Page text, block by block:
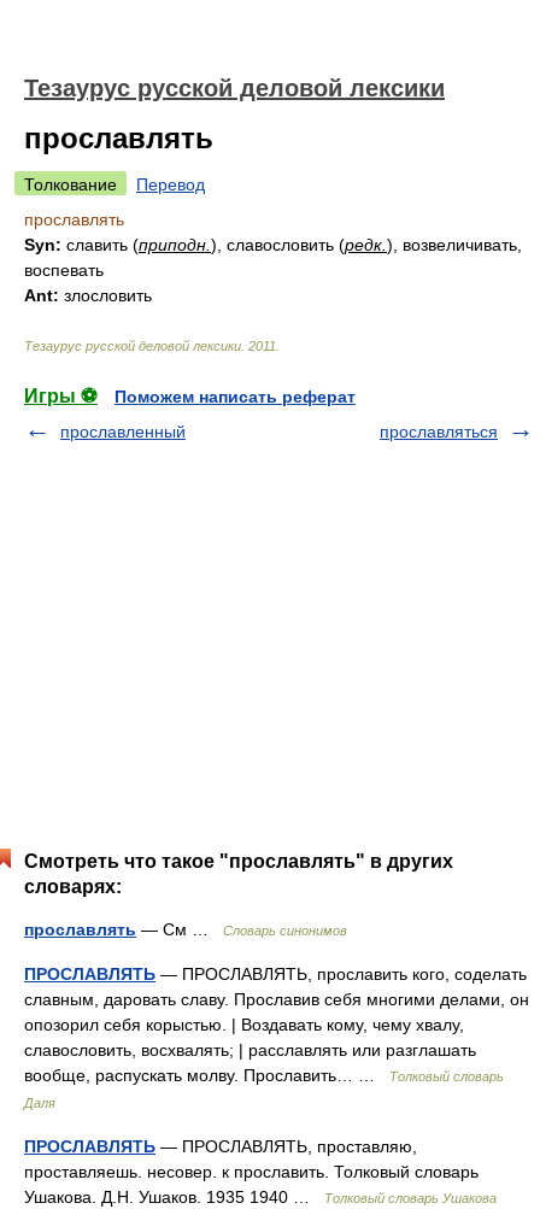
Тезаурус русской деловой лексики
прославлять
Толкование
Перевод
прославлять
Syn: славить (приподн. ), славословить (редк. ), возвеличивать,
воспевать
Ant: злословить
Тезаурус русской деловой лексики 2011
Игры ⚽
Поможем написать реферат
прославленный
прославляться
Смотреть что такое "прославлять" в других
словарях:
прославлять — См … Словарь синонимов
ПРОСЛАВЛЯТЬ — ПРОСЛАВЛЯТЬ, прославить кого, соделать
славным, даровать славу. Прославив себя многими делами, он
опозорил себя корыстью. | Воздавать кому, чему хвалу,
славословить, восхвалять; | расславлять или разглашать
вообще, распускать молву. Прославить… …
Толковый словарь
Даля
ПРОСЛАВЛЯТЬ — ПРОСЛАВЛЯТЬ, проставляю,
проставляешь. несовер. к прославить. Толковый словарь
Ушакова. Д.Н. Ушаков. 1935 1940 …
Толковый словарь Ушакова